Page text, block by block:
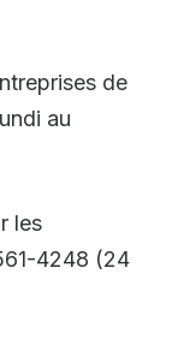
de
au
les
4248 (24